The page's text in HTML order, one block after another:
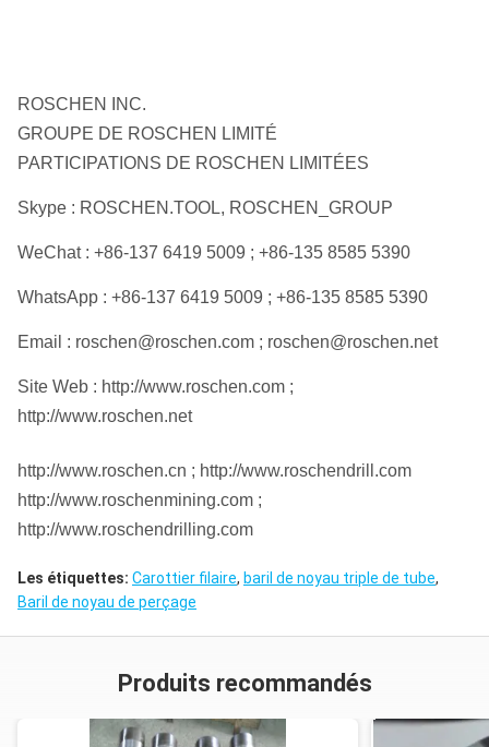
ROSCHEN INC.
GROUPE DE ROSCHEN LIMITÉ
PARTICIPATIONS DE ROSCHEN LIMITÉES
Skype : ROSCHEN.TOOL, ROSCHEN_GROUP
WeChat : +86-137 6419 5009 ; +86-135 8585 5390
WhatsApp : +86-137 6419 5009 ; +86-135 8585 5390
Email : roschen@roschen.com ; roschen@roschen.net
Site Web : http://www.roschen.com ;
http://www.roschen.net
http://www.roschen.cn ; http://www.roschendrill.com
http://www.roschenmining.com ;
http://www.roschendrilling.com
Les étiquettes: Carottier filaire, baril de noyau triple de tube,
Baril de noyau de perçage
Produits recommandés